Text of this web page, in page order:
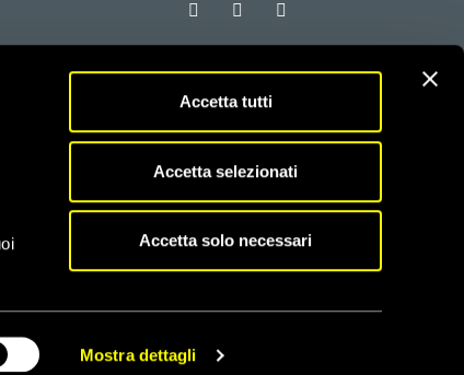
Mostra dettagli
Accetta tutti
Accetta selezionati
Accetta solo necessari
CONDIVIDI
al RUNTS con determinazione n. G02926 del